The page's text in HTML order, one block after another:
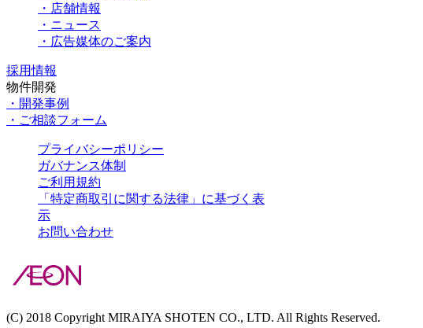
・店舗情報
・ニュース
・広告媒体のご案内
採用情報
物件開発
・開発事例
・ご相談フォーム
プライバシーポリシー
ガバナンス体制
ご利用規約
「特定商取引に関する法律」に基づく表
示
お問い合わせ
(C) 2018 Copyright MIRAIYA SHOTEN CO., LTD. All Rights Reserved.